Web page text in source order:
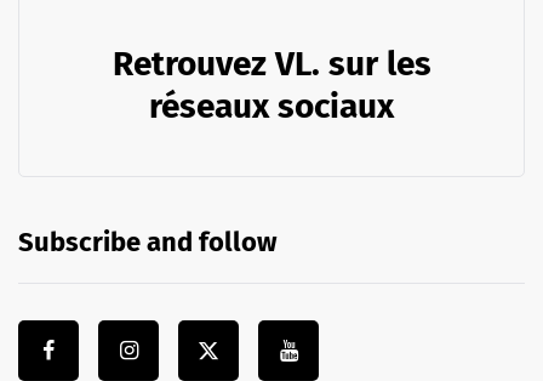
Retrouvez VL. sur les
réseaux sociaux
Subscribe and follow